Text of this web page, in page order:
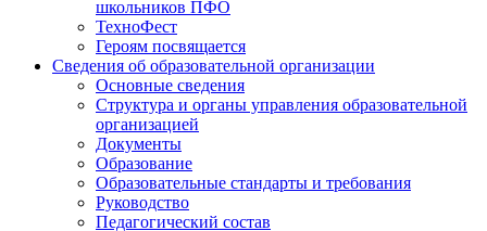
школьников ПФО
ТехноФест
Героям посвящается
Сведения об образовательной организации
Основные сведения
Структура и органы управления образовательной
организацией
Документы
Образование
Образовательные стандарты и требования
Руководство
Педагогический состав